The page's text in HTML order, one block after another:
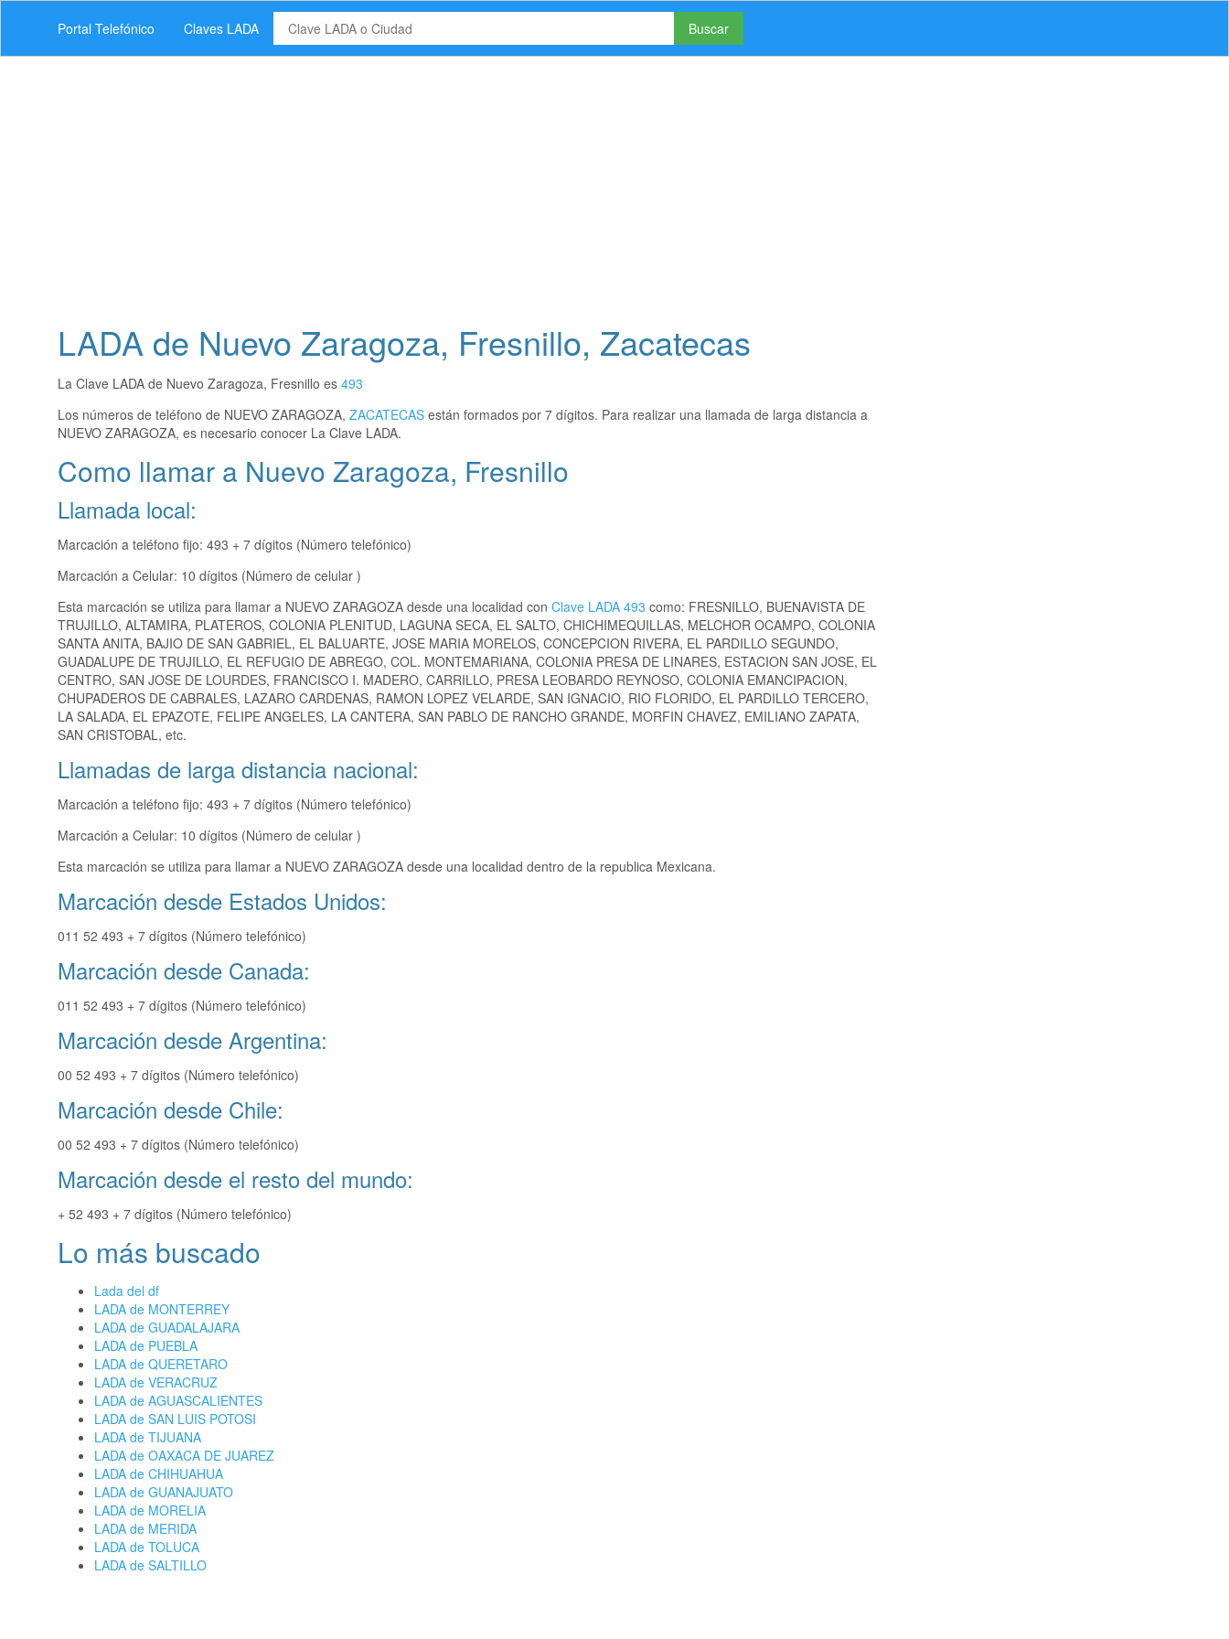
Portal Telefónico Claves LADA Buscar
LADA de Nuevo Zaragoza, Fresnillo, Zacatecas
La Clave LADA de Nuevo Zaragoza, Fresnillo es 493
Los números de teléfono de NUEVO ZARAGOZA, ZACATECAS están formados por 7 dígitos. Para realizar una llamada de larga distancia a
NUEVO ZARAGOZA, es necesario conocer La Clave LADA.
Como llamar a Nuevo Zaragoza, Fresnillo
Llamada local:
Marcación a teléfono fijo: 493 + 7 dígitos (Número telefónico)
Marcación a Celular: 10 dígitos (Número de celular )
Esta marcación se utiliza para llamar a NUEVO ZARAGOZA desde una localidad con Clave LADA 493 como: FRESNILLO, BUENAVISTA DE
TRUJILLO, ALTAMIRA, PLATEROS, COLONIA PLENITUD, LAGUNA SECA, EL SALTO, CHICHIMEQUILLAS, MELCHOR OCAMPO, COLONIA
SANTA ANITA, BAJIO DE SAN GABRIEL, EL BALUARTE, JOSE MARIA MORELOS, CONCEPCION RIVERA, EL PARDILLO SEGUNDO,
GUADALUPE DE TRUJILLO, EL REFUGIO DE ABREGO, COL. MONTEMARIANA, COLONIA PRESA DE LINARES, ESTACION SAN JOSE, EL
CENTRO, SAN JOSE DE LOURDES, FRANCISCO I. MADERO, CARRILLO, PRESA LEOBARDO REYNOSO, COLONIA EMANCIPACION,
CHUPADEROS DE CABRALES, LAZARO CARDENAS, RAMON LOPEZ VELARDE, SAN IGNACIO, RIO FLORIDO, EL PARDILLO TERCERO,
LA SALADA, EL EPAZOTE, FELIPE ANGELES, LA CANTERA, SAN PABLO DE RANCHO GRANDE, MORFIN CHAVEZ, EMILIANO ZAPATA,
SAN CRISTOBAL, etc.
Llamadas de larga distancia nacional:
Marcación a teléfono fijo: 493 + 7 dígitos (Número telefónico)
Marcación a Celular: 10 dígitos (Número de celular )
Esta marcación se utiliza para llamar a NUEVO ZARAGOZA desde una localidad dentro de la republica Mexicana.
Marcación desde Estados Unidos:
011 52 493 + 7 dígitos (Número telefónico)
Marcación desde Canada:
011 52 493 + 7 dígitos (Número telefónico)
Marcación desde Argentina:
00 52 493 + 7 dígitos (Número telefónico)
Marcación desde Chile:
00 52 493 + 7 dígitos (Número telefónico)
Marcación desde el resto del mundo:
+ 52 493 + 7 dígitos (Número telefónico)
Lo más buscado
Lada del df
LADA de MONTERREY
LADA de GUADALAJARA
LADA de PUEBLA
LADA de QUERETARO
LADA de VERACRUZ
LADA de AGUASCALIENTES
LADA de SAN LUIS POTOSI
LADA de TIJUANA
LADA de OAXACA DE JUAREZ
LADA de CHIHUAHUA
LADA de GUANAJUATO
LADA de MORELIA
LADA de MERIDA
LADA de TOLUCA
LADA de SALTILLO